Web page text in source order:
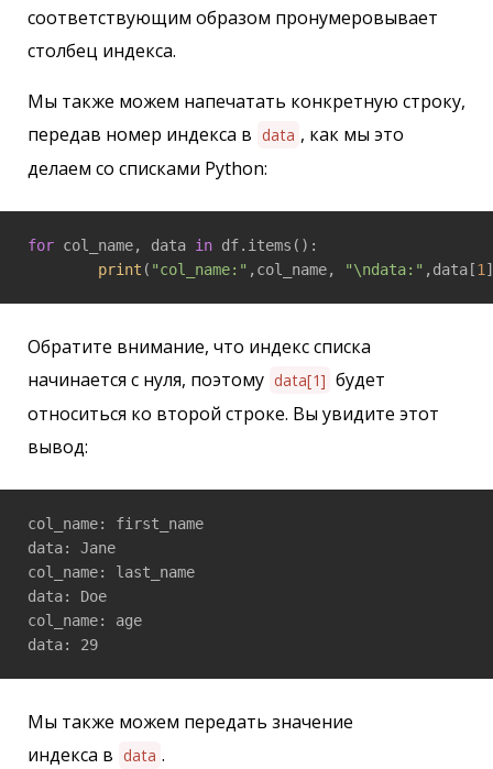
соответствующим образом пронумеровывает
столбец индекса.
Мы также можем напечатать конкретную строку,
передав номер индекса в data , как мы это
делаем со списками Python:
for col_name, data in df.items():
print ( "col_name:" ,col_name, "\ndata:" ,data[1
Обратите внимание, что индекс списка
начинается с нуля, поэтому data[1] будет
относиться ко второй строке. Вы увидите этот
вывод:
col_name: first_name
data: Jane
col_name: last_name
data: Doe
col_name: age
Мы также можем передать значение
индекса в data .